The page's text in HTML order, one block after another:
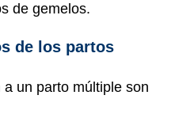
de gemelos.
de los partos
un parto múltiple son